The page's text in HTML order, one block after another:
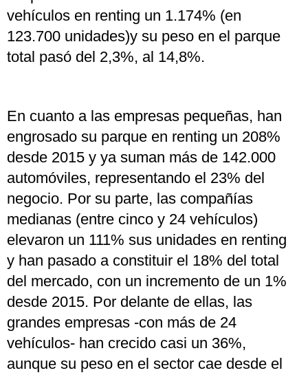
vehículos en renting un 1.174% (en
123.700 unidades)y su peso en el parque
total pasó del 2,3%, al 14,8%.
En cuanto a las empresas pequeñas, han
engrosado su parque en renting un 208%
desde 2015 y ya suman más de 142.000
automóviles, representando el 23% del
negocio. Por su parte, las compañías
medianas (entre cinco y 24 vehículos)
elevaron un 111% sus unidades en renting
y han pasado a constituir el 18% del total
del mercado, con un incremento de un 1%
desde 2015. Por delante de ellas, las
grandes empresas -con más de 24
vehículos- han crecido casi un 36%,
aunque su peso en el sector cae desde el